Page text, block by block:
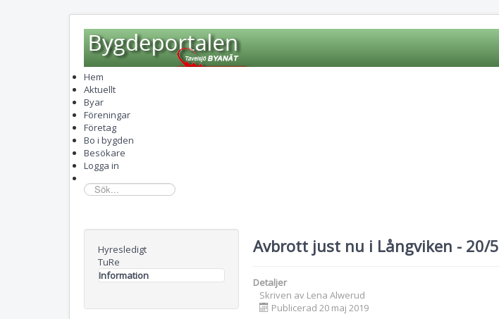
Hem
Aktuellt
Byar
Föreningar
Företag
Bo i bygden
Besökare
Logga in
sök...
Hyresledigt
TuRe
Information
Avbrott just nu i Långviken - 20/5
Detaljer
Skriven av Lena Alwerud
Publicerad 20 maj 2019